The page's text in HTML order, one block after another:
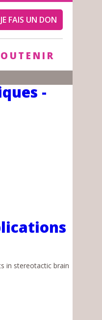
JE FAIS UN DON
-
in stereotactic brain